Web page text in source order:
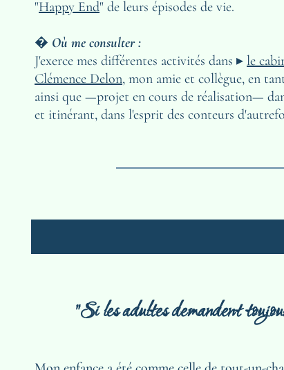
"Happy End" de leurs épisodes de vie.
� Où me consulter :
J'exerce mes différentes activités dans ▸ le
Clémence Delon, mon amie et collègue, en
ainsi que —projet en cours de réalisation—
et itinérant, dans l'esprit des conteurs
"Si les adultes demandent